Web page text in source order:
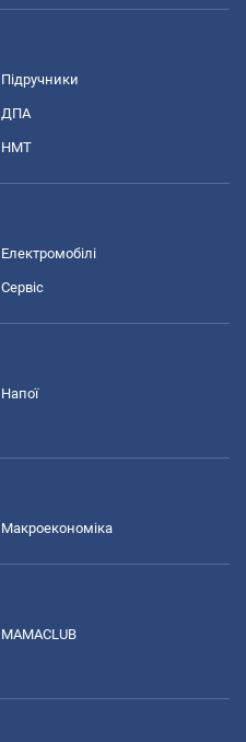
Підручники
ДПА
НМТ
Електромобілі
Сервіс
Напої
Макроекономіка
MAMACLUB